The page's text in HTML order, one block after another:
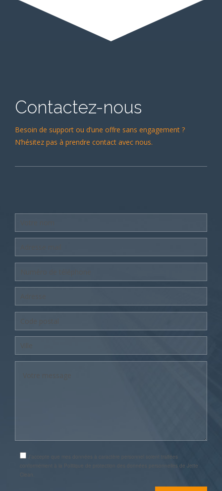
Contactez-nous
Besoin de support ou d’une offre sans engagement ?
N’hésitez pas à prendre contact avec nous.
J’accepte que mes données à caractère personnel soient traitées
conformément à la Politique de protection des données personnelles de Jette
Clean.